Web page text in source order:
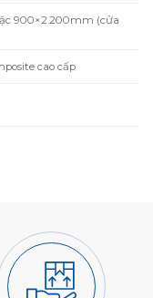
900×2.200mm (cửa
cao cấp